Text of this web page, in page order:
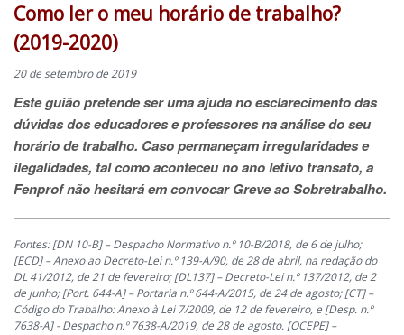
Como ler o meu horário de trabalho?
(2019-2020)
20 de setembro de 2019
Este guião pretende ser uma ajuda no esclarecimento das
dúvidas dos educadores e professores na análise do seu
horário de trabalho. Caso permaneçam irregularidades e
ilegalidades, tal como aconteceu no ano letivo transato, a
Fenprof não hesitará em convocar Greve ao Sobretrabalho.
Fontes: [DN 10-B] – Despacho Normativo n.º 10-B/2018, de 6 de julho;
[ECD] – Anexo ao Decreto-Lei n.º 139-A/90, de 28 de abril, na redação do
DL 41/2012, de 21 de fevereiro; [DL137] – Decreto-Lei n.º 137/2012, de 2
de junho; [Port. 644-A] – Portaria n.º 644-A/2015, de 24 de agosto; [CT] –
Código do Trabalho: Anexo à Lei 7/2009, de 12 de fevereiro, e [Desp. n.º
7638-A] - Despacho n.º 7638-A/2019, de 28 de agosto. [OCEPE] –